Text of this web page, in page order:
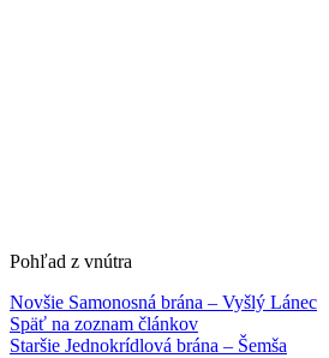
Pohľad z vnútra
Novšie Samonosná brána – Vyšlý Lánec
Späť na zoznam článkov
Staršie Jednokrídlová brána – Šemša